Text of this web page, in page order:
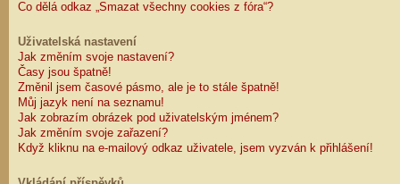
Co dělá odkaz „Smazat všechny cookies z fóra“?
Uživatelská nastavení
Jak změním svoje nastavení?
Časy jsou špatně!
Změnil jsem časové pásmo, ale je to stále špatně!
Můj jazyk není na seznamu!
Jak zobrazím obrázek pod uživatelským jménem?
Jak změním svoje zařazení?
Když kliknu na e-mailový odkaz uživatele, jsem vyzván k přihlášení!